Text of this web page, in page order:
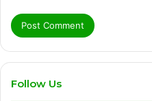
Follow Us